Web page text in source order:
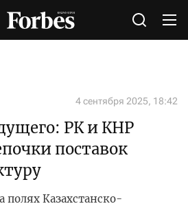
4 сентября 2025, 18:42
РК и КНР
поставок
полях Казахстанско-